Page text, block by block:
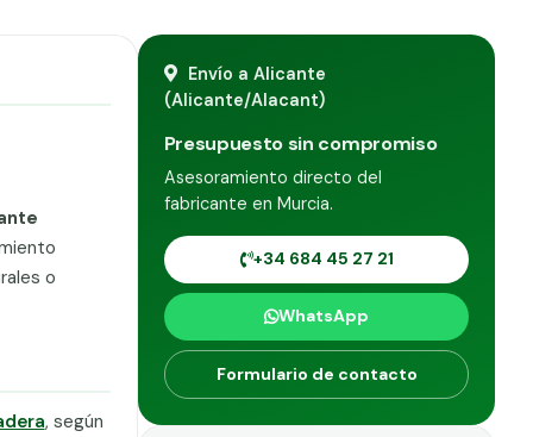
o
, según
Envío a Alicante
(Alicante/Alacant)
Presupuesto sin compromiso
Asesoramiento directo del
fabricante en Murcia.
+34 684 45 27 21
WhatsApp
Formulario de contacto